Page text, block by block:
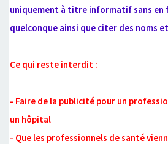
uniquement à titre informatif sans en
quelconque ainsi que citer des noms
Ce qui reste interdit :
- Faire de la publicité pour un
un hôpital
- Que les professionnels de santé